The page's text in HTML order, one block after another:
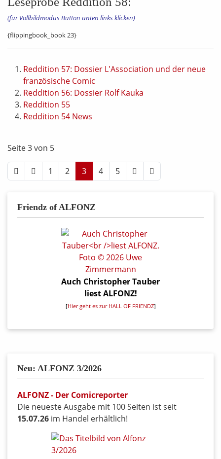
(für Vollbildmodus Button unten links klicken)
{flippingbook_book 23}
Reddition 57: Dossier L'Association und der neue
französische Comic
Reddition 56: Dossier Rolf Kauka
Reddition 55
Reddition 54 News
Seite 3 von 5
1 2 3 4 5
Friendz of ALFONZ
Auch Christopher Tauber
liest ALFONZ!
[Hier geht es zur HALL OF FRIENDZ]
Neu: ALFONZ 3/2026
ALFONZ - Der Comicreporter
Die neueste Ausgabe mit 100 Seiten ist seit
15.07.26 im Handel erhältlich!